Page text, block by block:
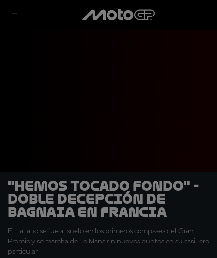
"Hemos tocado fondo" -
Doble decepción de
Bagnaia en Francia
El italiano se fue al suelo en los primeros compases del Gran
Premio y se marcha de Le Mans sin nuevos puntos en su casillero
particular